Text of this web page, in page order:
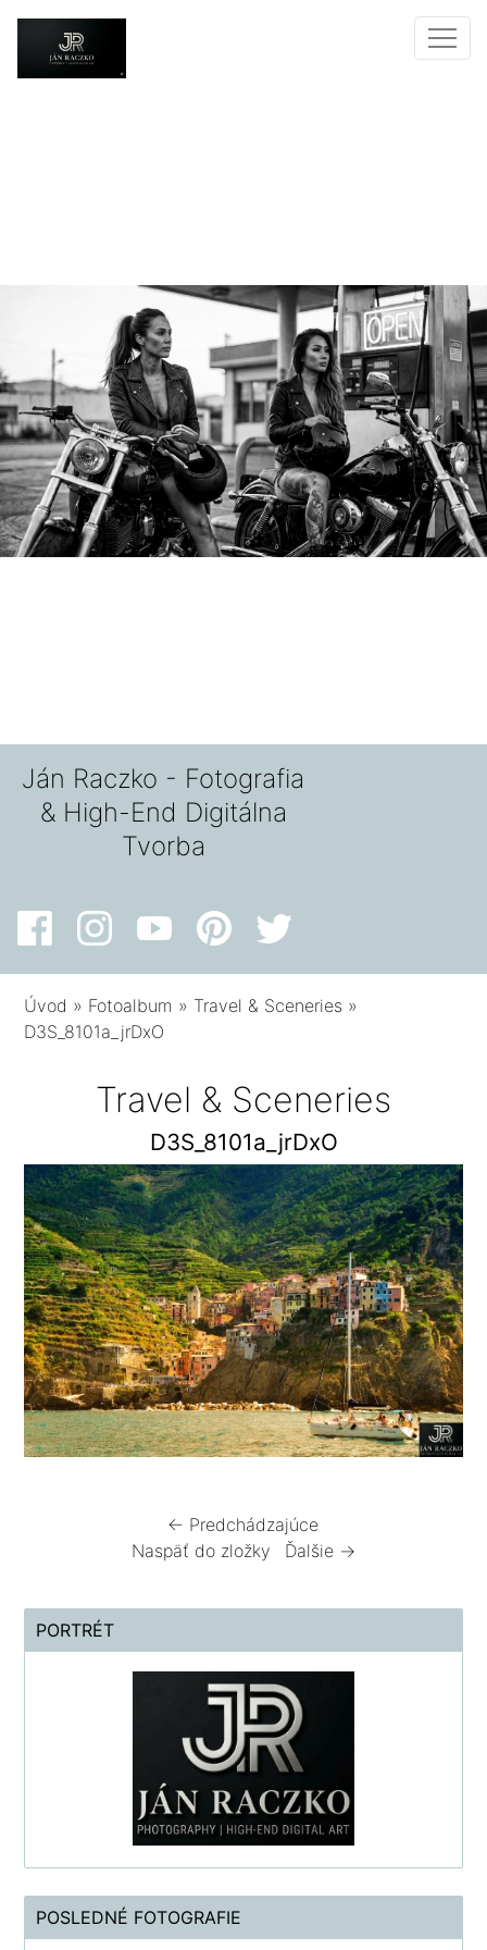
Ján Raczko - Fotografia
& High-End Digitálna
Tvorba
Úvod » Fotoalbum » Travel & Sceneries »
D3S_8101a_jrDxO
Travel & Sceneries
D3S_8101a_jrDxO
← Predchádzajúce
Naspäť do zložky
Ďalšie →
PORTRÉT
POSLEDNÉ FOTOGRAFIE